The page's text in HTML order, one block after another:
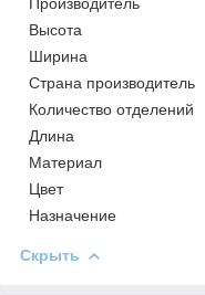
Высота
Ширина
Страна производитель
Количество отделений
Длина
Материал
Цвет
Назначение
Скрыть